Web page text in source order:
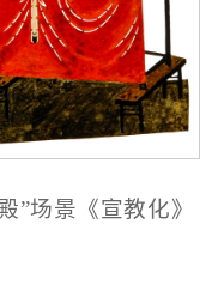
”场景《宣教化》